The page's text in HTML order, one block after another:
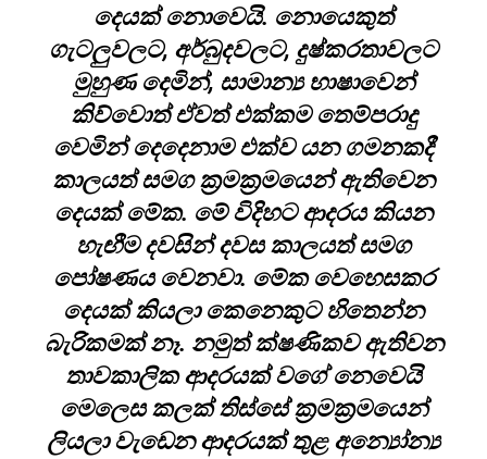
දෙයක් නොවෙයි. නොයෙකුත්
ගැටලුවලට, අර්බුදවලට, දුෂ්කරතාවලට
මුහුණ දෙමින්, සාමාන්‍ය භාෂාවෙන්
කිව්වොත් ඒවත් එක්කම තෙම්පරාදු
වෙමින් දෙදෙනාම එක්ව යන ගමනකදී
කාලයත් සමග ක්‍රමක්‍රමයෙන් ඇතිවෙන
දෙයක් මේක. මේ විදිහට ආදරය කියන
හැඟීම දවසින් දවස කාලයත් සමග
පෝෂණය වෙනවා. මේක වෙහෙසකර
දෙයක් කියලා කෙනෙකුට හිතෙන්න
බැරිකමක් නෑ. නමුත් ක්ෂණිකව ඇතිවන
තාවකාලික ආදරයක් වගේ නෙවෙයි
මෙලෙස කලක් තිස්සේ ක්‍රමක්‍රමයෙන්
ලියලා වැඩෙන ආදරයක් තුළ අන්‍යෝන්‍ය